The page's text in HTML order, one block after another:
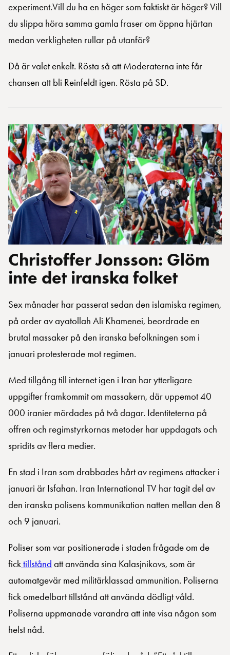
experiment.Vill du ha en höger som faktiskt är höger? Vill
du slippa höra samma gamla fraser om öppna hjärtan
medan verkligheten rullar på utanför?
Då är valet enkelt. Rösta så att Moderaterna inte får
chansen att bli Reinfeldt igen. Rösta på SD.
Christoffer Jonsson: Glöm
inte det iranska folket
Sex månader har passerat sedan den islamiska regimen,
på order av ayatollah Ali Khamenei, beordrade en
brutal massaker på den iranska befolkningen som i
januari protesterade mot regimen.
Med tillgång till internet igen i Iran har ytterligare
uppgifter framkommit om massakern, där uppemot 40
000 iranier mördades på två dagar. Identiteterna på
offren och regimstyrkornas metoder har uppdagats och
spridits av flera medier.
En stad i Iran som drabbades hårt av regimens attacker i
januari är Isfahan. Iran International TV har tagit del av
den iranska polisens kommunikation natten mellan den 8
och 9 januari.
Poliser som var positionerade i staden frågade om de
ficktillstånd att använda sina Kalasjnikovs, som är
automatgevär med militärklassad ammunition. Poliserna
fick omedelbart tillstånd att använda dödligt våld.
Poliserna uppmanade varandra att inte visa någon som
helst nåd.